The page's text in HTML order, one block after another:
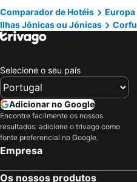
Sunshine Corfu Hotel & Spa
Angsana Corfu
Century Resort
Blue Princess Beach Hotel & Suites
Royal
Iolida Corfu Resort & Spa by Smile Hotels
Paleo ArtNouveau Hotel - Adults Only
Roda Beach
Kontokali Bay Resort & Spa
Comparador de Hotéis Europa
Ilhas Jônicas ou Jónicas
Corfu
Selecione o seu país
Adicionar no Google
Encontre facilmente os nossos
resultados: adicione o trivago como
fonte preferencial no Google.
Empresa
Os nossos produtos